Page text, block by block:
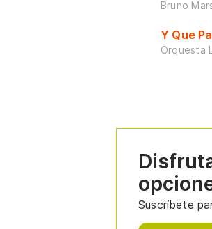
Bruno
Y Que
Orquesta
Suscríbete